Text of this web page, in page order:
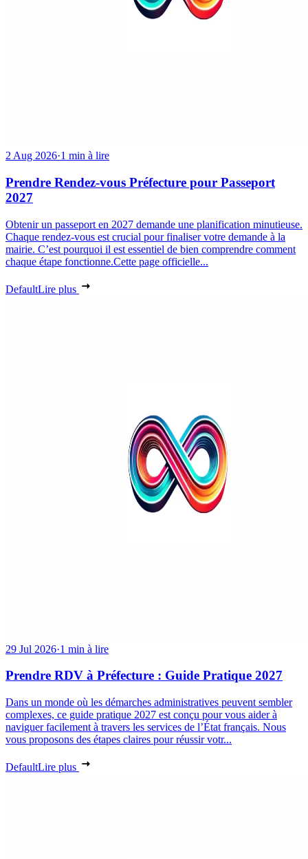
2 Aug 2026·1 min à lire
Prendre Rendez-vous Préfecture pour Passeport
2027
Obtenir un passeport en 2027 demande une planification minutieuse.
Chaque rendez-vous est crucial pour finaliser votre demande à la
mairie. C’est pourquoi il est essentiel de bien comprendre comment
chaque étape fonctionne.Cette page officielle...
DefaultLire plus
29 Jul 2026·1 min à lire
Prendre RDV à Préfecture : Guide Pratique 2027
Dans un monde où les démarches administratives peuvent sembler
complexes, ce guide pratique 2027 est conçu pour vous aider à
naviguer facilement à travers les services de l’État français. Nous
vous proposons des étapes claires pour réussir votr...
DefaultLire plus